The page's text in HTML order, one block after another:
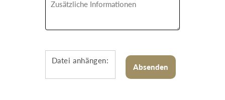
Datei anhängen: